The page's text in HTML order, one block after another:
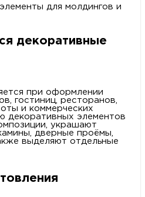
для молдингов и
декоративные
при оформлении
гостиниц, ресторанов,
и коммерческих
декоративных элементов
украшают
дверные проёмы,
выделяют отдельные